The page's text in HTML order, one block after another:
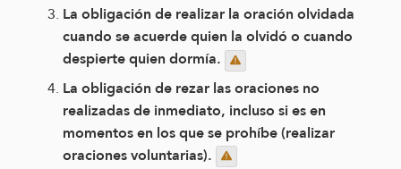
La obligación de realizar la oración olvidada
cuando se acuerde quien la olvidó o cuando
despierte quien dormía.
La obligación de rezar las oraciones no
realizadas de inmediato, incluso si es en
momentos en los que se prohíbe (realizar
oraciones voluntarias).